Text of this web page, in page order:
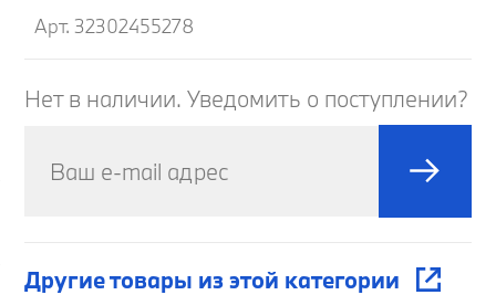
Арт. 32302455278
Нет в наличии. Уведомить о поступлении?
Другие товары из этой категории